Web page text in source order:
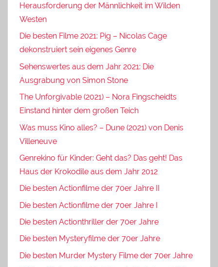
Herausforderung der Männlichkeit im Wilden
Westen
Die besten Filme 2021: Pig – Nicolas Cage
dekonstruiert sein eigenes Genre
Sehenswertes aus dem Jahr 2021: Die
Ausgrabung von Simon Stone
The Unforgivable (2021) – Nora Fingscheidts
Einstand hinter dem großen Teich
Was muss Kino alles? – Dune (2021) von Denis
Villeneuve
Genrekino für Kinder: Geht das? Das geht! Das
Haus der Krokodile aus dem Jahr 2012
Die besten Actionfilme der 70er Jahre II
Die besten Actionfilme der 70er Jahre I
Die besten Actionthriller der 70er Jahre
Die besten Mysteryfilme der 70er Jahre
Die besten Murder Mystery Filme der 70er Jahre